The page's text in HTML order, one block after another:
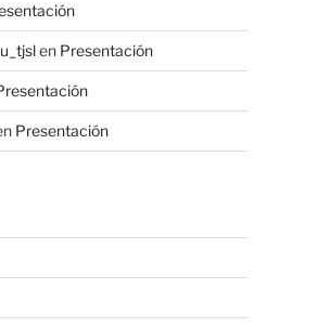
en Presentación
Presentación